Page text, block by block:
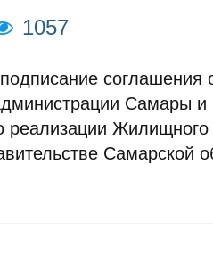
1057
соглашения
Самары и
реализации
Самарской